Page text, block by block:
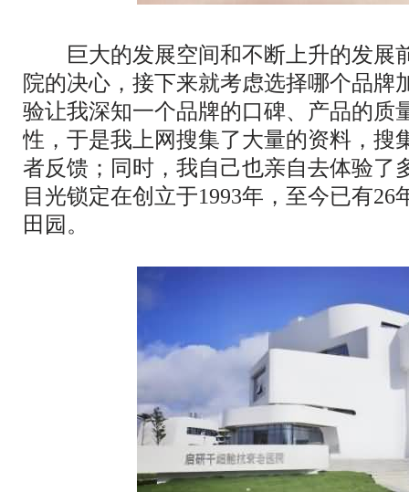
巨大的发展空间和不断上升的发展
院的决心，接下来就考虑选择哪个品牌
验让我深知一个品牌的口碑、产品的质
性，于是我上网搜集了大量的资料，搜
者反馈；同时，我自己也亲自去体验了
目光锁定在创立于1993年，至今已有
田园。